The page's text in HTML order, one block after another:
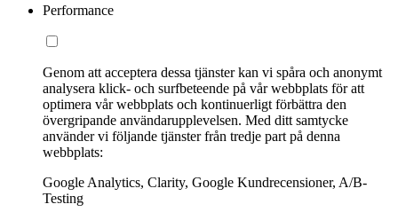
Performance
Genom att acceptera dessa tjänster kan vi spåra och anonymt
analysera klick- och surfbeteende på vår webbplats för att
optimera vår webbplats och kontinuerligt förbättra den
övergripande användarupplevelsen. Med ditt samtycke
använder vi följande tjänster från tredje part på denna
webbplats:
Google Analytics, Clarity, Google Kundrecensioner, A/B-
Testing